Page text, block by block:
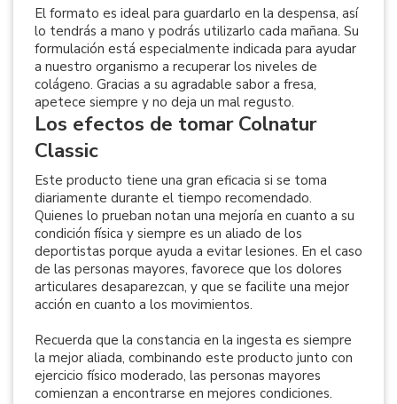
El formato es ideal para guardarlo en la despensa, así
lo tendrás a mano y podrás utilizarlo cada mañana. Su
formulación está especialmente indicada para ayudar
a nuestro organismo a recuperar los niveles de
colágeno. Gracias a su agradable sabor a fresa,
apetece siempre y no deja un mal regusto.
Los efectos de tomar Colnatur
Classic
Este producto tiene una gran eficacia si se toma
diariamente durante el tiempo recomendado.
Quienes lo prueban notan una mejoría en cuanto a su
condición física y siempre es un aliado de los
deportistas porque ayuda a evitar lesiones. En el caso
de las personas mayores, favorece que los dolores
articulares desaparezcan, y que se facilite una mejor
acción en cuanto a los movimientos.
Recuerda que la constancia en la ingesta es siempre
la mejor aliada, combinando este producto junto con
ejercicio físico moderado, las personas mayores
comienzan a encontrarse en mejores condiciones.